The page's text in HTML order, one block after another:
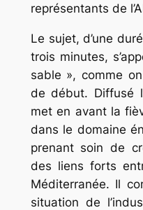
représentants de
Le sujet, d’une
trois minutes,
sable », comme
de début. Diffusé
met en avant la
dans le domaine
prenant soin de
des liens forts
Méditerranée. Il
situation de